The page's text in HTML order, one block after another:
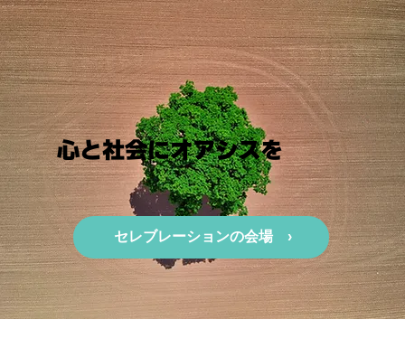
心と社会にオアシスを
セレブレーションの会場 ›